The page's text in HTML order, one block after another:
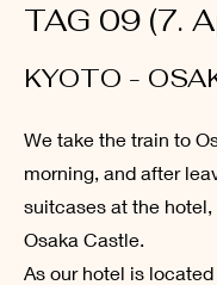
TAG 09 (7.
KYOTO -
We take the train to
morning, and after
suitcases at the
Osaka Castle.
As our hotel is